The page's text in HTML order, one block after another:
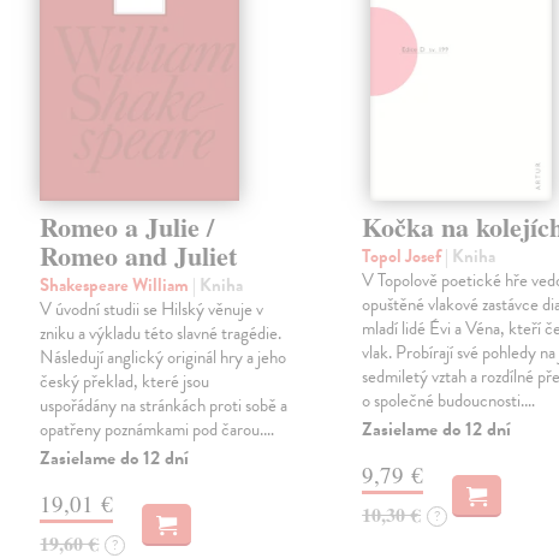
Romeo a Julie /
Romeo and Juliet
Shakespeare William | Kniha
V úvodní studii se Hilský věnuje v
zniku a výkladu této slavné tragédie.
Následují anglický originál hry a jeho
český překlad, které jsou
uspořádány na stránkách proti sobě a
opatřeny poznámkami pod čarou.…
Zasielame do 12 dní
19,01 €
19,60 € ?
Kočka na
Topol Josef| Kniha
V Topolově poetické hře
opuštěné vlakové zastávce
mladí lidé Évi a Véna, kteří
vlak. Probírají své pohledy
sedmiletý vztah a rozdílné
o společné budoucnosti.…
Zasielame do 12 dní
9,79 €
10,30 € ?